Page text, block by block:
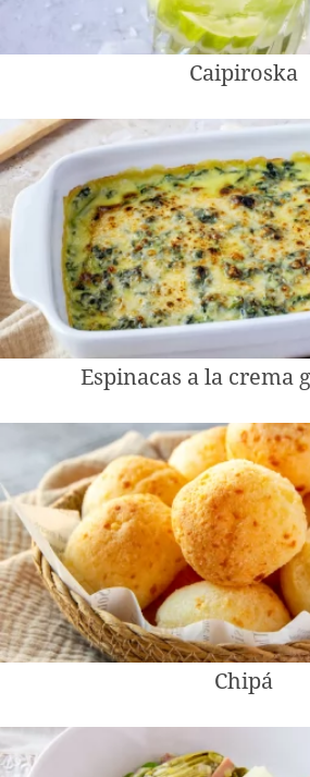
Caipiroska
Espinacas a la crema
Chipá